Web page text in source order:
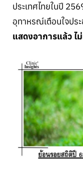
ประเทศไทยในปี
อุทาหรณ์เตือนใจปร
แสดงอาการแล้ว ไ